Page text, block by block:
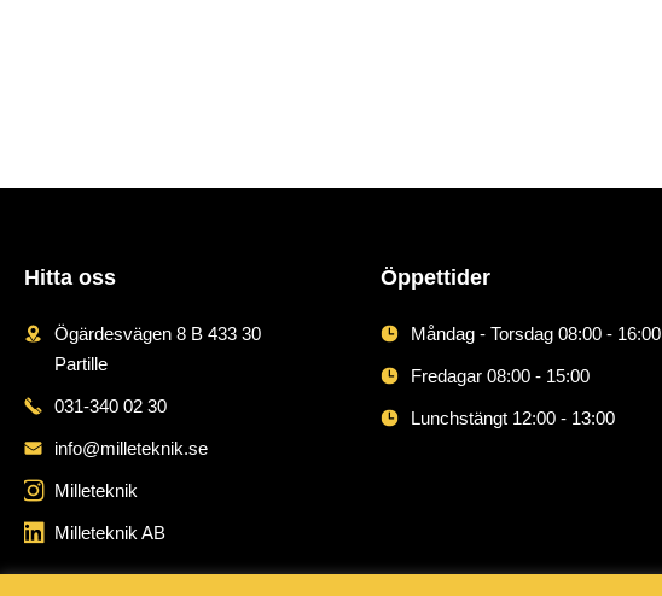
Hitta oss
Ögärdesvägen 8 B 433 30
Partille
031-340 02 30
info@milleteknik.se
Milleteknik
Milleteknik AB
Öppettider
Måndag - Torsdag 08:00 - 16:00
Fredagar 08:00 - 15:00
Lunchstängt 12:00 - 13:00